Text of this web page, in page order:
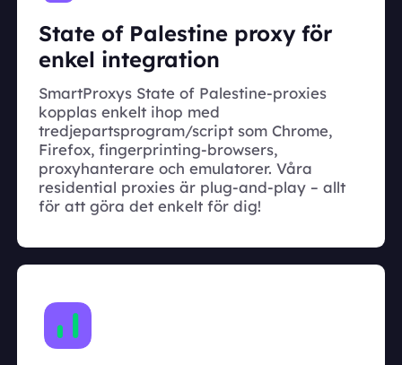
State of Palestine proxy för
enkel integration
SmartProxys State of Palestine-proxies
kopplas enkelt ihop med
tredjepartsprogram/script som Chrome,
Firefox, fingerprinting-browsers,
proxyhanterare och emulatorer. Våra
residential proxies är plug-and-play – allt
för att göra det enkelt för dig!